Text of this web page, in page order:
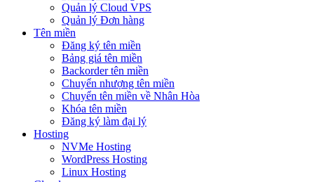
Quản lý Cloud VPS
Quản lý Đơn hàng
Tên miền
Đăng ký tên miền
Bảng giá tên miền
Backorder tên miền
Chuyển nhượng tên miền
Chuyển tên miền về Nhân Hòa
Khóa tên miền
Đăng ký làm đại lý
Hosting
NVMe Hosting
WordPress Hosting
Linux Hosting